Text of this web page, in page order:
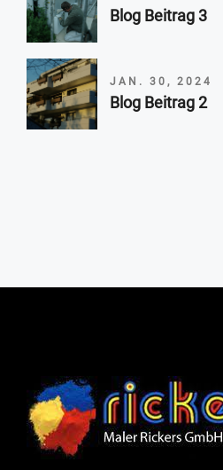
Blog Beitrag 3
JAN. 30, 2024
Blog Beitrag 2